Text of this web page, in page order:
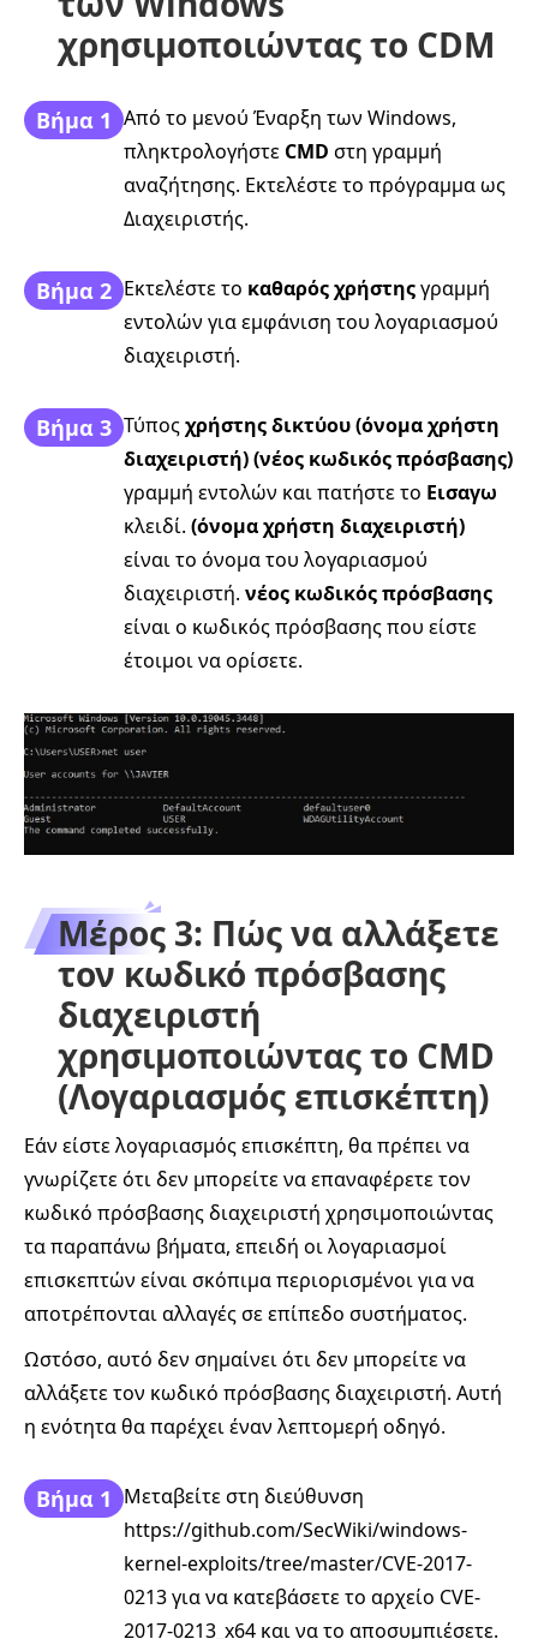
χρησιμοποιώντας το CDM
Βήμα 1 Από το μενού Έναρξη των Windows,
πληκτρολογήστε CMD στη γραμμή
αναζήτησης. Εκτελέστε το πρόγραμμα ως
Διαχειριστής.
Βήμα 2 Εκτελέστε το καθαρός χρήστηςγραμμή
εντολών για εμφάνιση του λογαριασμού
διαχειριστή.
Βήμα 3 Τύποςχρήστης δικτύου (όνομα χρήστη
διαχειριστή) (νέος κωδικός πρόσβασης)
γραμμή εντολών και πατήστε το Εισαγω
κλειδί. (όνομα χρήστη διαχειριστή)
είναι το όνομα του λογαριασμού
διαχειριστή. νέος κωδικός πρόσβασης
είναι ο κωδικός πρόσβασης που είστε
έτοιμοι να ορίσετε.
Μέρος 3: Πώς να αλλάξετε
τον κωδικό πρόσβασης
διαχειριστή
χρησιμοποιώντας το CMD
(Λογαριασμός επισκέπτη)
Εάν είστε λογαριασμός επισκέπτη, θα πρέπει να
γνωρίζετε ότι δεν μπορείτε να επαναφέρετε τον
κωδικό πρόσβασης διαχειριστή χρησιμοποιώντας
τα παραπάνω βήματα, επειδή οι λογαριασμοί
επισκεπτών είναι σκόπιμα περιορισμένοι για να
αποτρέπονται αλλαγές σε επίπεδο συστήματος.
Ωστόσο, αυτό δεν σημαίνει ότι δεν μπορείτε να
αλλάξετε τον κωδικό πρόσβασης διαχειριστή. Αυτή
η ενότητα θα παρέχει έναν λεπτομερή οδηγό.
Βήμα 1 Μεταβείτε στη διεύθυνση
https://github.com/SecWiki/windows-
kernel-exploits/tree/master/CVE-2017-
0213 για να κατεβάσετε το αρχείο CVE-
2017-0213_x64 και να το αποσυμπιέσετε.